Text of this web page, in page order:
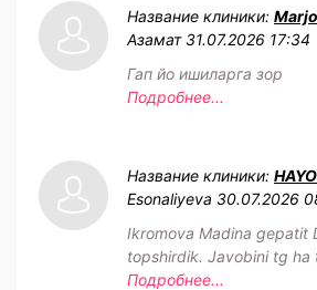
Название клиники:
Азамат 31.07.2026 17:34
Гап йо ишиларга зор
Подробнее...
Название клиники:
Esonaliyeva 30.07.2026
Ikromova Madina gepatit
topshirdik. Javobini tg ha
Подробнее...